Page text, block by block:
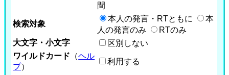
間
検索対象
本人の発言・RTともに
本
人の発言のみ
RTのみ
大文字・小文字
区別しない
ワイルドカード （ヘル
プ）
利用する